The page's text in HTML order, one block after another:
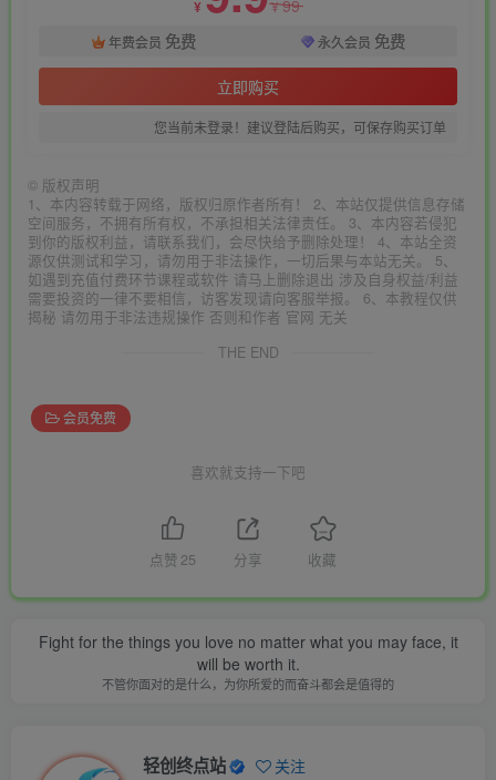
¥ ¥99
年费会员 免费 永久会员 免费
立即购买
您当前未登录！建议登陆后购买，可保存购买订单
© 版权声明
1、本内容转载于网络，版权归原作者所有！ 2、本站仅提供信息存储
空间服务，不拥有所有权，不承担相关法律责任。 3、本内容若侵犯
到你的版权利益，请联系我们，会尽快给予删除处理！ 4、本站全资
源仅供测试和学习，请勿用于非法操作，一切后果与本站无关。 5、
如遇到充值付费环节课程或软件 请马上删除退出 涉及自身权益/利益
需要投资的一律不要相信，访客发现请向客服举报。 6、本教程仅供
揭秘 请勿用于非法违规操作 否则和作者 官网 无关
THE END
会员免费
喜欢就支持一下吧
点赞 25 分享 收藏
Fight for the things you love no matter what you may face, it
will be worth it.
不管你面对的是什么，为你所爱的而奋斗都会是值得的
轻创终点站 关注